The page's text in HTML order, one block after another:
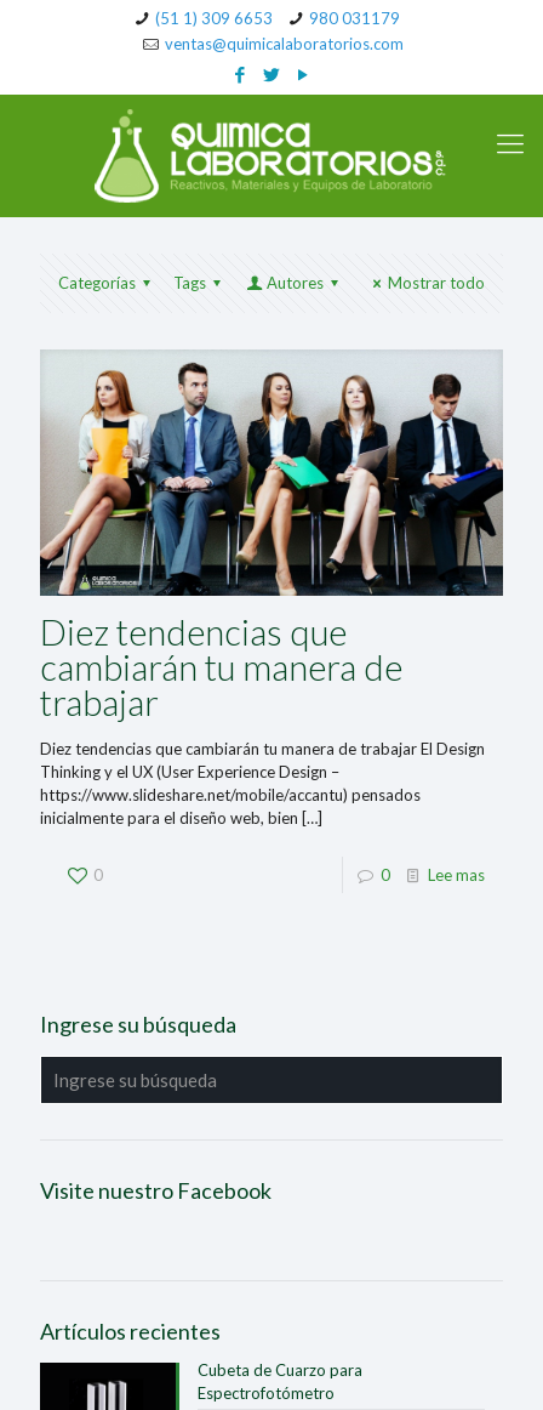
(51 1) 309 6653
980 031179
ventas@quimicalaboratorios.com
Categorías Tags Autores Mostrar todo
Diez tendencias que
cambiarán tu manera de
trabajar
Diez tendencias que cambiarán tu manera de trabajar El Design
Thinking y el UX (User Experience Design –
https://www.slideshare.net/mobile/accantu) pensados
inicialmente para el diseño web, bien […]
0 0 Lee mas
Ingrese su búsqueda
Visite nuestro Facebook
Artículos recientes
Cubeta de Cuarzo para
Espectrofotómetro